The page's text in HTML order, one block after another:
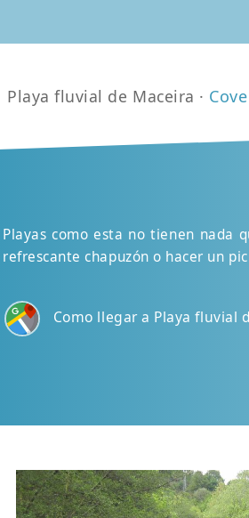
Playa fluvial de Maceira ·
Playas como esta no tienen nada
refrescante chapuzón o hacer un
Como llegar a Playa fluvial